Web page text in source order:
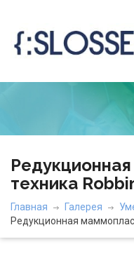
техника
Главная Галерея
Редукционная